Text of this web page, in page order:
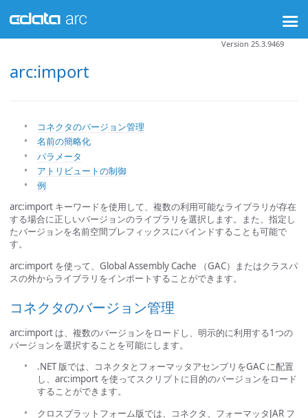
arc:import
Version 25.3.9469
コネクタのバージョン管理
名前の簡略化
パラメータ
アトリビュートの制御
例
arc:import キーワードを使用して、複数の利用可能なライブラリが存在
する場合に正しいバージョンのライブラリを選択します。また、指定し
たバージョンを名前空間プレフィックスにバインドすることも可能で
す。
arc:import を使って、Global Assembly Cache （GAC）またはクラスパ
スの外からライブラリをインポートすることができます。
コネクタのバージョン管理
arc:import は、複数のバージョンをロードし、明示的に利用する1つの
バージョンを選択することを可能にします。
.NET 版では、コネクタとフォーマッタアセンブリをGAC に配置
し、arc:import を使ってスクリプトに目的のバージョンをロード
することができます。
クロスプラットフォーム版では、コネクタ、フォーマッタJAR フ